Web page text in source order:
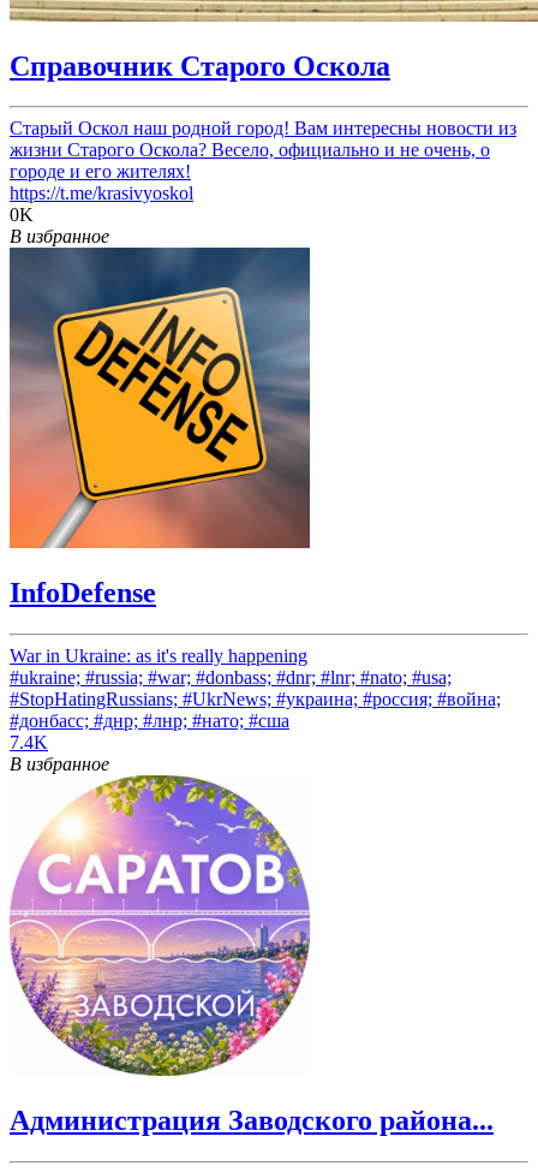
Справочник Старого Оскола
Старый Оскол наш родной город! Вам интересны новости из
жизни Старого Оскола? Весело, официально и не очень, о
городе и его жителях!
https://t.me/krasivyoskol
0K
В избранное
InfoDefense
War in Ukraine: as it's really happening
#ukraine; #russia; #war; #donbass; #dnr; #lnr; #nato; #usa;
#StopHatingRussians; #UkrNews; #украина; #россия; #война;
#донбасс; #днр; #лнр; #нато; #сша
7.4K
В избранное
Администрация Заводского района...